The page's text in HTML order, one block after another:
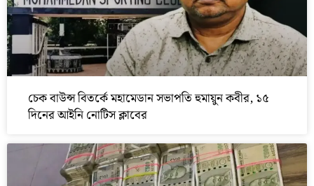
চেক বাউন্স বিতর্কে মহামেডান সভাপতি হুমায়ুন কবীর, ১৫
দিনের আইনি নোটিস ক্লাবের